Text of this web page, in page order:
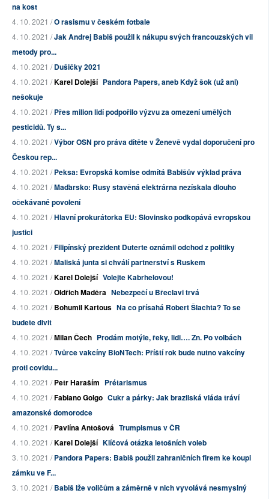
na kost
4. 10. 2021 /O rasismu v českém fotbale
4. 10. 2021 /Jak Andrej Babiš použil k nákupu svých francouzských vil
metody pro...
4. 10. 2021 /Dušičky 2021
4. 10. 2021 /Karel Dolejší Pandora Papers, aneb Když šok (už ani)
nešokuje
4. 10. 2021 /Přes milion lidí podpořilo výzvu za omezení umělých
pesticidů. Ty s...
4. 10. 2021 /Výbor OSN pro práva dítěte v Ženevě vydal doporučení pro
Českou rep...
4. 10. 2021 /Peksa: Evropská komise odmítá Babišův výklad práva
4. 10. 2021 /Maďarsko: Rusy stavěná elektrárna nezískala dlouho
očekávané povolení
4. 10. 2021 /Hlavní prokurátorka EU: Slovinsko podkopává evropskou
justici
4. 10. 2021 /Filipínský prezident Duterte oznámil odchod z politiky
4. 10. 2021 /Maliská junta si chválí partnerství s Ruskem
4. 10. 2021 /Karel Dolejší Volejte Kabrhelovou!
4. 10. 2021 /Oldřich Maděra Nebezpečí u Břeclavi trvá
4. 10. 2021 /Bohumil Kartous Na co přísahá Robert Šlachta? To se
budete divit
4. 10. 2021 /Milan Čech Prodám motýle, řeky, lidi…. Zn. Po volbách
4. 10. 2021 /Tvůrce vakcíny BioNTech: Příští rok bude nutno vakcíny
proti covidu...
4. 10. 2021 /Petr Haraším Prétarismus
4. 10. 2021 /Fabiano Golgo Cukr a párky: Jak brazilská vláda tráví
amazonské domorodce
4. 10. 2021 /Pavlína Antošová Trumpismus v ČR
4. 10. 2021 /Karel Dolejší Klíčová otázka letošních voleb
3. 10. 2021 /Pandora Papers: Babiš použil zahraničních firem ke koupi
zámku ve F...
3. 10. 2021 /Babiš lže voličům a záměrně v nich vyvolává nesmyslný